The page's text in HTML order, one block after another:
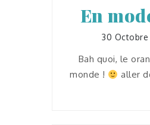
En
30 Octobre
Bah quoi, le
monde !
aller